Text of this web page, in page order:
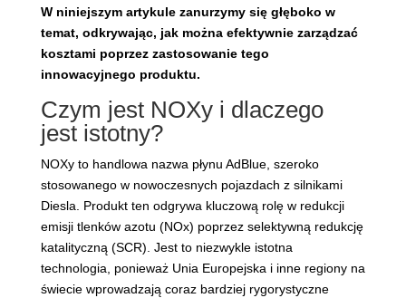
W niniejszym artykule zanurzymy się głęboko w
temat, odkrywając, jak można efektywnie zarządzać
kosztami poprzez zastosowanie tego
innowacyjnego produktu.
Czym jest NOXy i dlaczego
jest istotny?
NOXy to handlowa nazwa płynu AdBlue, szeroko
stosowanego w nowoczesnych pojazdach z silnikami
Diesla. Produkt ten odgrywa kluczową rolę w redukcji
emisji tlenków azotu (NOx) poprzez selektywną redukcję
katalityczną (SCR). Jest to niezwykle istotna
technologia, ponieważ Unia Europejska i inne regiony na
świecie wprowadzają coraz bardziej rygorystyczne